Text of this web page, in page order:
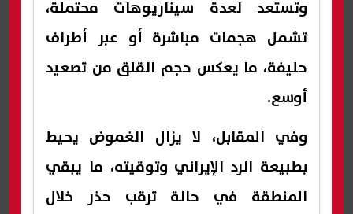
وتستعد لعدة سيناريوهات محتملة،
تشمل هجمات مباشرة أو عبر أطراف
حليفة، ما يعكس حجم القلق من تصعيد
أوسع.
وفي المقابل، لا يزال الغموض يحيط
بطبيعة الرد الإيراني وتوقيته، ما يبقي
المنطقة في حالة ترقب حذر خلال